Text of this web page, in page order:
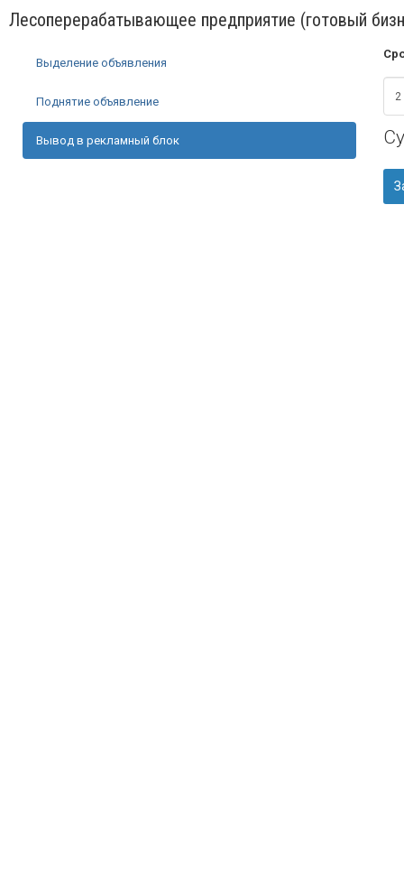
Лесоперерабатывающее предприятие (готовый
Выделение объявления
Поднятие объявление
Вывод в рекламный блок